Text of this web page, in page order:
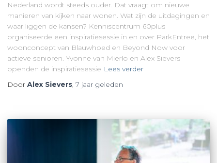
Nederland wordt steeds ouder. Dat vraagt om nieuwe
manieren van kijken naar wonen. Wat zijn de uitdagingen en
waar liggen de kansen? Kenniscentrum 60plus
organiseerde een inspiratiesessie in en over ParkEntree, het
woonconcept van Blauwhoed en Beyond Now voor
actieve senioren. Yvonne van Mierlo en Alex Sievers
openden de inspiratiesessie Lees verder
Door Alex Sievers, 7 jaar geleden